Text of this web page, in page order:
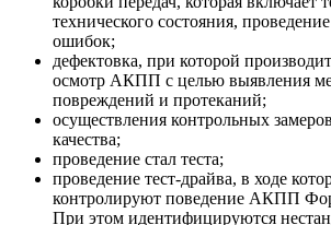
технического состояния,
ошибок;
дефектовка, при которой
осмотр АКПП с целью выявления
повреждений и протеканий;
осуществления контрольных
качества;
проведение стал теста;
проведение тест-драйва, в ходе
контролируют поведение АКПП
При этом идентифицируются